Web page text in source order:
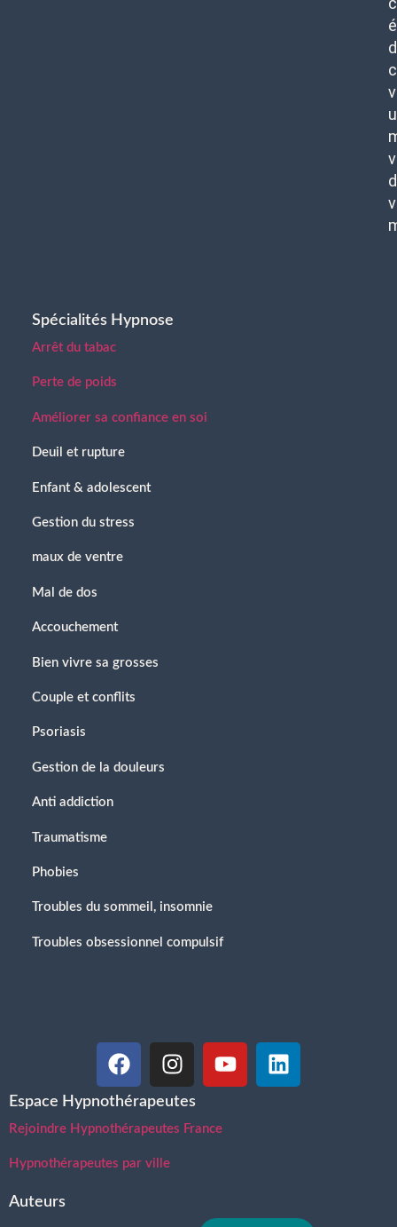
Spécialités Hypnose
Arrêt du tabac
Perte de poids
Améliorer sa confiance en soi
Deuil et rupture
Enfant & adolescent
Gestion du stress
maux de ventre
Mal de dos
Accouchement
Bien vivre sa grosses
Couple et conflits
Psoriasis
Gestion de la douleurs
Anti addiction
Traumatisme
Phobies
Troubles du sommeil, insomnie
Troubles obsessionnel compulsif
Espace Hypnothérapeutes
Rejoindre Hypnothérapeutes France
Hypnothérapeutes par ville
Auteurs